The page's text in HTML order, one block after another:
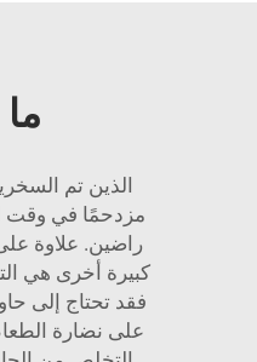
الذين تم
مزدحمًا في وقت
راضين. علاوة
فقد تحتاج إلى
على نضارة